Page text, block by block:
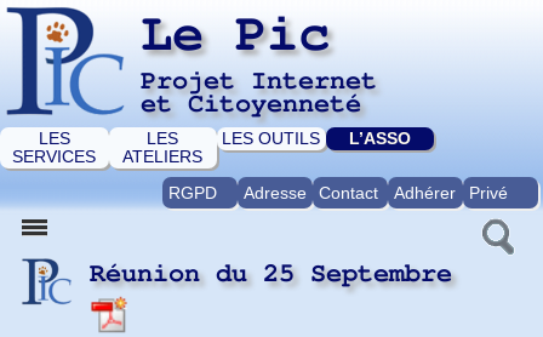
Le Pic
Projet Internet
et Citoyenneté
LES
SERVICES
LES
ATELIERS
LES OUTILS L’ASSO
RGPD Adresse Contact Adhérer Privé
Réunion du 25 Septembre